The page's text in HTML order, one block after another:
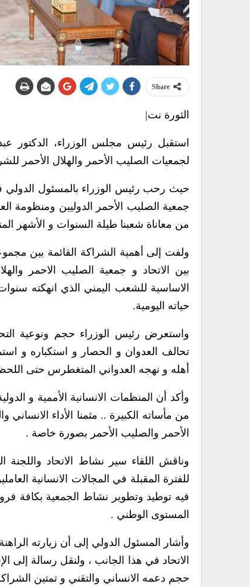
Share
الثورة نت|
استقبل رئيس مجلس الوزراء، الدكتور
لجمعيات الصليب الأحمر والهلال الأحمر
حيث رحب رئيس الوزراء بالمسئول الدولي في
جمعية الصليب الأحمر الدوليين ومنظومة
من معاناة شعبنا طيلة السنوات و الأشهر
ولفت إلى أهمية الشراكة القائمة بين
بين الاتحاد و جمعية الصليب الاحمر
الاساسية للشعب اليمني الذي انهكته
حياته اليومية.
واستعرض رئيس الوزراء حجم ونوعية
تحالف العدوان و الحصار و استكباره و
أهله و نهجه العدواني المتغطرس حتى
وأكد أن المنظمات الانسانية الأممية و
من مأساته الكبيرة .. مثمنا الأداء
الأحمر والصليب الأحمر بصورة خاصة .
وناقش اللقاء سير نشاط الاتحاد واللجنة
للفترة المقبلة في المجالات الانسانية
فيه توطيد وتطوير نشاط الجمعية بكافة
المستوى الوطني .
وأشار المسئول الدولي إلى أن زيارته
الاتحاد في هذا الجانب ، ولنقل رسالة إلى
حجم دعمه الانساني والتقني و تمتين